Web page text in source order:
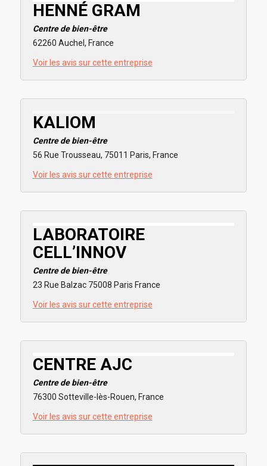
HENNÉ GRAM
Centre de bien-être
62260 Auchel, France
Voir les avis sur cette entreprise
KALIOM
Centre de bien-être
56 Rue Trousseau, 75011 Paris, France
Voir les avis sur cette entreprise
LABORATOIRE
CELL’INNOV
Centre de bien-être
23 Rue Balzac 75008 Paris France
Voir les avis sur cette entreprise
CENTRE AJC
Centre de bien-être
76300 Sotteville-lès-Rouen, France
Voir les avis sur cette entreprise